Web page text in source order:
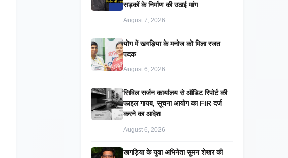
सड़कों के निर्माण की उठाई मांग
August 7, 2026
​योग में खगड़िया के मनोज को मिला रजत
पदक
August 6, 2026
सिविल सर्जन कार्यालय से ऑडिट रिपोर्ट की
फाइल गायब, सूचना आयोग का FIR दर्ज
करने का आदेश
August 6, 2026
खगड़िया के युवा अभिनेता सुमन शेखर की